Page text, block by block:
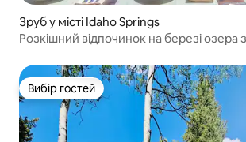
Зруб у місті Idaho Springs
Розкішний відпочинок на березі озера
Вибір гостей
Вибір гостей